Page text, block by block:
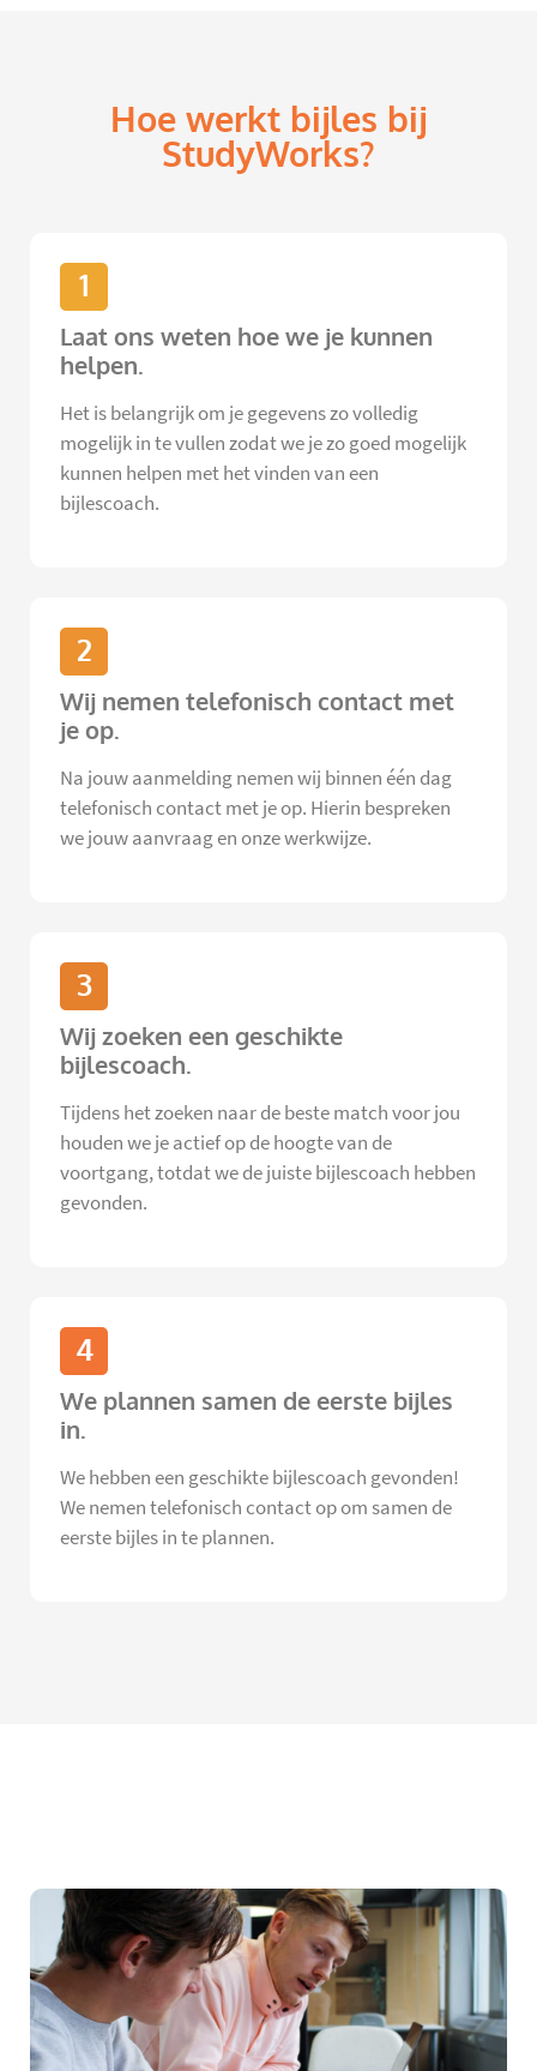
Hoe werkt bijles bij
StudyWorks?
1
Laat ons weten hoe we je kunnen
helpen.
Het is belangrijk om je gegevens zo volledig
mogelijk in te vullen zodat we je zo goed mogelijk
kunnen helpen met het vinden van een
bijlescoach.
2
Wij nemen telefonisch contact met
je op.
Na jouw aanmelding nemen wij binnen één dag
telefonisch contact met je op. Hierin bespreken
we jouw aanvraag en onze werkwijze.
3
Wij zoeken een geschikte
bijlescoach.
Tijdens het zoeken naar de beste match voor jou
houden we je actief op de hoogte van de
voortgang, totdat we de juiste bijlescoach hebben
gevonden.
4
We plannen samen de eerste bijles
in.
We hebben een geschikte bijlescoach gevonden!
We nemen telefonisch contact op om samen de
eerste bijles in te plannen.